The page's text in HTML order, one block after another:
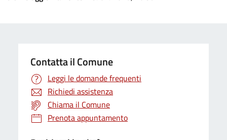
Contatta il Comune
Leggi le domande frequenti
Richiedi assistenza
Chiama il Comune
Prenota appuntamento